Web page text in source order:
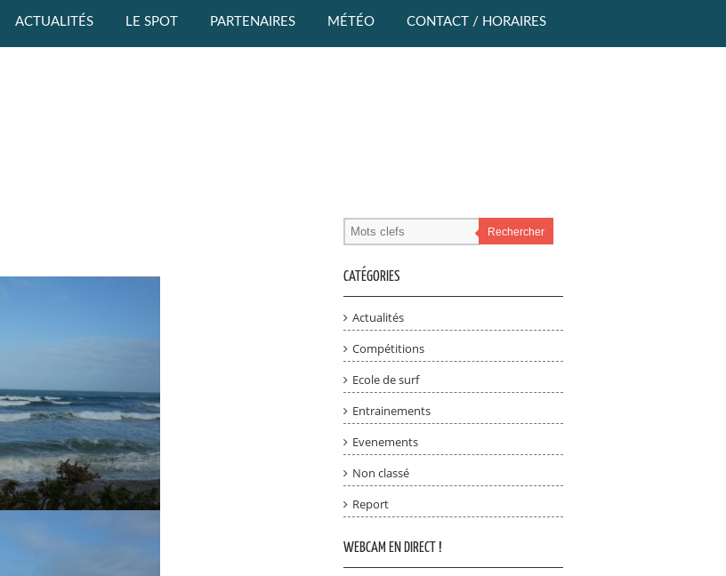
ACTUALITÉS LE SPOT PARTENAIRES MÉTÉO CONTACT / HORAIRES
Rechercher
CATÉGORIES
Actualités
Compétitions
Ecole de surf
Entrainements
Evenements
Non classé
Report
WEBCAM EN DIRECT !